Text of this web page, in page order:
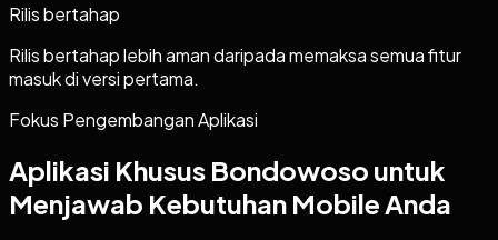
Rilis bertahap
Rilis bertahap lebih aman daripada memaksa semua fitur
masuk di versi pertama.
Fokus Pengembangan Aplikasi
Aplikasi Khusus Bondowoso untuk
Menjawab Kebutuhan Mobile Anda